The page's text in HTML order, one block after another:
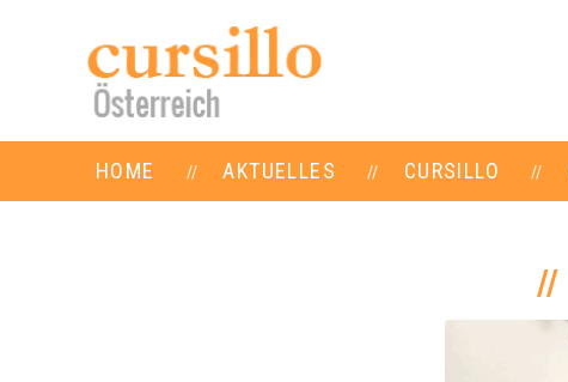
HOME AKTUELLES CURSILLO